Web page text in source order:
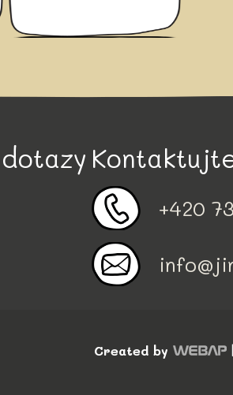
+420
Created by